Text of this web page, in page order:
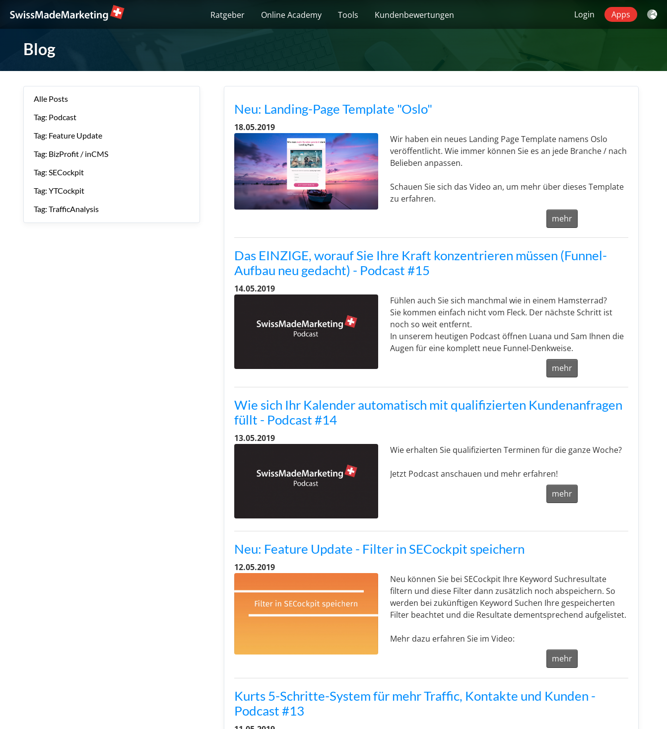
Ratgeber Online Academy Tools Kundenbewertungen Login Apps
Blog
Neu: Landing-Page Template "Oslo"
18.05.2019
Wir haben ein neues Landing Page Template namens Oslo
veröffentlicht. Wie immer können Sie es an jede Branche / nach
Belieben anpassen.
Schauen Sie sich das Video an, um mehr über dieses Template
zu erfahren.
mehr
Das EINZIGE, worauf Sie Ihre Kraft konzentrieren müssen (Funnel-
Aufbau neu gedacht) - Podcast #15
14.05.2019
Fühlen auch Sie sich manchmal wie in einem Hamsterrad?
Sie kommen einfach nicht vom Fleck. Der nächste Schritt ist
noch so weit entfernt.
In unserem heutigen Podcast öffnen Luana und Sam Ihnen die
Augen für eine komplett neue Funnel-Denkweise.
mehr
Wie sich Ihr Kalender automatisch mit qualifizierten Kundenanfragen
füllt - Podcast #14
13.05.2019
Wie erhalten Sie qualifizierten Terminen für die ganze Woche?
Jetzt Podcast anschauen und mehr erfahren!
mehr
Neu: Feature Update - Filter in SECockpit speichern
12.05.2019
Neu können Sie bei SECockpit Ihre Keyword Suchresultate
filtern und diese Filter dann zusätzlich noch abspeichern. So
werden bei zukünftigen Keyword Suchen Ihre gespeicherten
Filter beachtet und die Resultate dementsprechend aufgelistet.
Mehr dazu erfahren Sie im Video:
mehr
Kurts 5-Schritte-System für mehr Traffic, Kontakte und Kunden -
Podcast #13
Alle Posts
Tag: Podcast
Tag: Feature Update
Tag: BizProfit / inCMS
Tag: SECockpit
Tag: YTCockpit
Tag: TrafficAnalysis